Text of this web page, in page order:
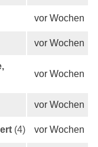
vor Wochen
vor Wochen
vor Wochen
vor Wochen
(4) vor Wochen